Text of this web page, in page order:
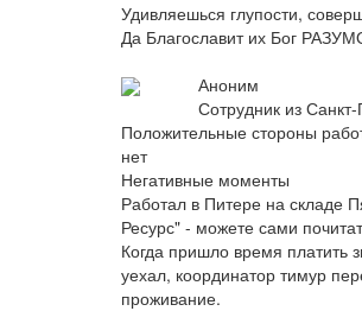
Удивляешься глупости,
Да Благославит их Бог
Аноним
Сотрудник из
Положительные стороны
нет
Негативные моменты
Работал в Питере на складе
Ресурс" - можете сами
Когда пришло время платить
уехал, координатор тимур
проживание.